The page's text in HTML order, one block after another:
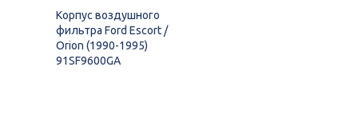
Корпус воздушного
фильтра Ford Escort /
Orion (1990-1995)
91SF9600GA